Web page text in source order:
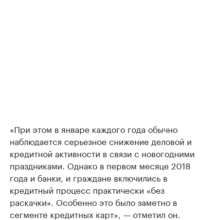
«При этом в январе каждого года обычно
наблюдается серьезное снижение деловой и
кредитной активности в связи с новогодними
праздниками. Однако в первом месяце 2018
года и банки, и граждане включились в
кредитный процесс практически «без
раскачки». Особенно это было заметно в
сегменте кредитных карт», — отметил он.